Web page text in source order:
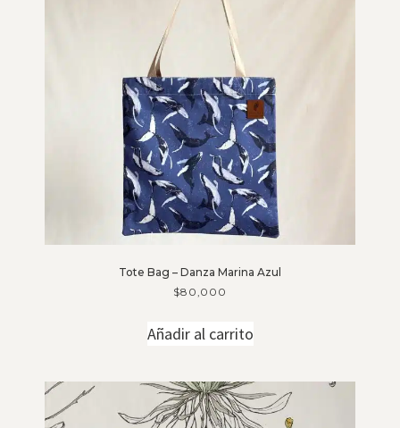
Tote Bag – Danza Marina Azul
$80,000
Añadir al carrito